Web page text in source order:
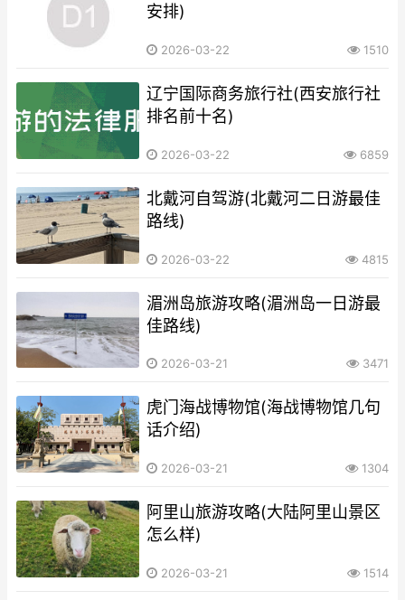
安排)
2026-03-22 1510
辽宁国际商务旅行社(西安旅行社
排名前十名)
2026-03-22 6859
北戴河自驾游(北戴河二日游最佳
路线)
2026-03-22 4815
湄洲岛旅游攻略(湄洲岛一日游最
佳路线)
2026-03-21 3471
虎门海战博物馆(海战博物馆几句
话介绍)
2026-03-21 1304
阿里山旅游攻略(大陆阿里山景区
怎么样)
2026-03-21 1514